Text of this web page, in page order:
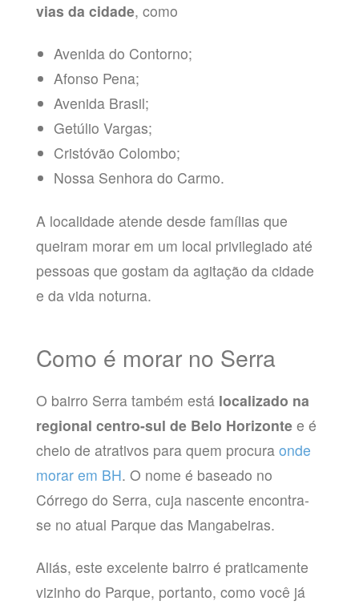
vias da cidade, como
Avenida do Contorno;
Afonso Pena;
Avenida Brasil;
Getúlio Vargas;
Cristóvão Colombo;
Nossa Senhora do Carmo.
A localidade atende desde famílias que
queiram morar em um local privilegiado até
pessoas que gostam da agitação da cidade
e da vida noturna.
Como é morar no Serra
O bairro Serra também está localizado na
regional centro-sul de Belo Horizontee é
cheio de atrativos para quem procura onde
morar em BH. O nome é baseado no
Córrego do Serra, cuja nascente encontra-
se no atual Parque das Mangabeiras.
Aliás, este excelente bairro é praticamente
vizinho do Parque, portanto, como você já